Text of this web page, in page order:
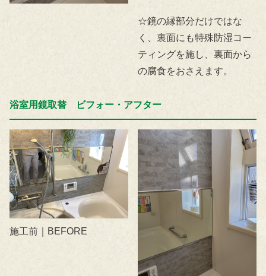
☆鏡の縁部分だけではな
く、裏面にも特殊防湿コー
ティングを施し、裏面から
の腐食をおさえます。
浴室用鏡取替 ビフォー・アフター
施工前｜BEFORE